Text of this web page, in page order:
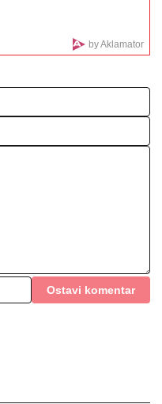
šemu: U jednim
PREVARU
U MIRU"
Prvi poraz IMT-a,